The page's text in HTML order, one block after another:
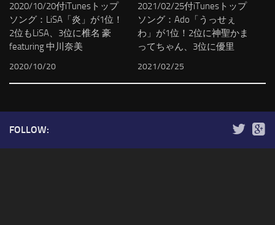
2020/10/20付iTunesトップ
ソング：LiSA「炎」が1位！
2位もLiSA、3位に椎名 豪
featuring 中川奈美
2020/10/20
2021/02/25付iTunesトップ
ソング：Ado「うっせぇ
わ」が1位！2位に神聖かま
ってちゃん、3位に優里
2021/02/25
FOLLOW: